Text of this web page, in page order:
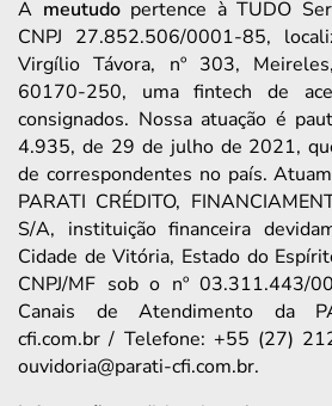
A meutudopertence à TUDO
CNPJ 27.852.506/0001-85,
Virgílio Távora, nº 303,
60170-250, uma fintech de
consignados. Nossa atuação é
4.935, de 29 de julho de 2021,
de correspondentes no país.
PARATI CRÉDITO,
S/A, instituição financeira
Cidade de Vitória, Estado do
CNPJ/MF sob o nº 03.311.443/
Canais de Atendimento da
cfi.com.br / Telefone: +55 (27)
ouvidoria@parati-cfi.com.br.